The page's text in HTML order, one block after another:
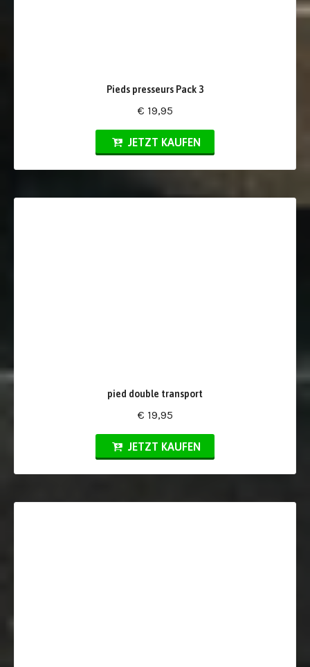
Pieds presseurs Pack 3
€ 19,95
JETZT KAUFEN
pied double transport
€ 19,95
JETZT KAUFEN